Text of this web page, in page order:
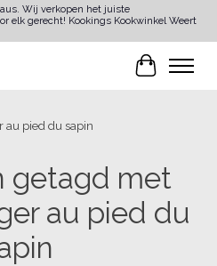
Wij verkopen het juiste
elk gerecht! Kookings Kookwinkel Weert
au pied du sapin
getagd met
au pied du